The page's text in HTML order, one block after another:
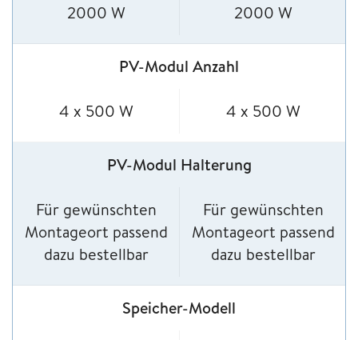
2000 W 2000 W
PV-Modul Anzahl
4 x 500 W 4 x 500 W
PV-Modul Halterung
Für gewünschten
Montageort passend
dazu bestellbar
Für gewünschten
Montageort passend
dazu bestellbar
Speicher-Modell